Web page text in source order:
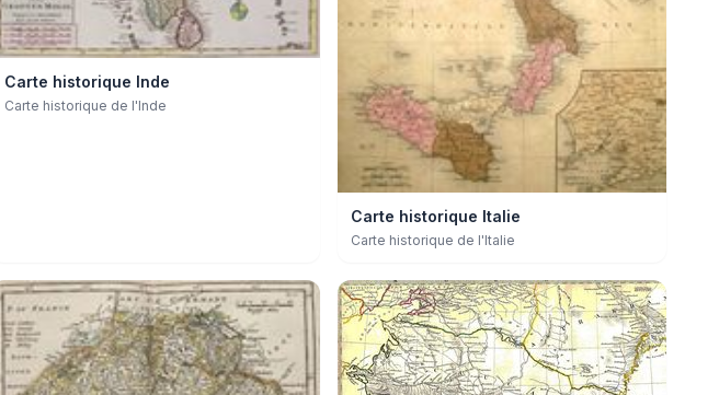
Carte historique Inde
Carte historique de l'Inde
Carte historique Italie
Carte historique de l'Italie